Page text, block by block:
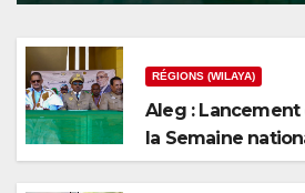
RÉGIONS (WILAYA)
Aleg :
la Semaine
niveau de la